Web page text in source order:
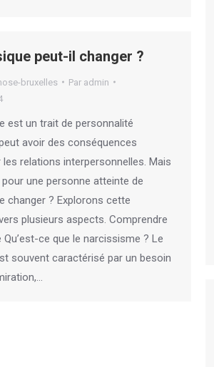
peut-il changer ?
bruxelles Par admin
est un trait de personnalité
avoir des conséquences
relations interpersonnelles. Mais
une personne atteinte de
changer ? Explorons cette
plusieurs aspects. Comprendre
ce que le narcissisme ? Le
souvent caractérisé par un besoin